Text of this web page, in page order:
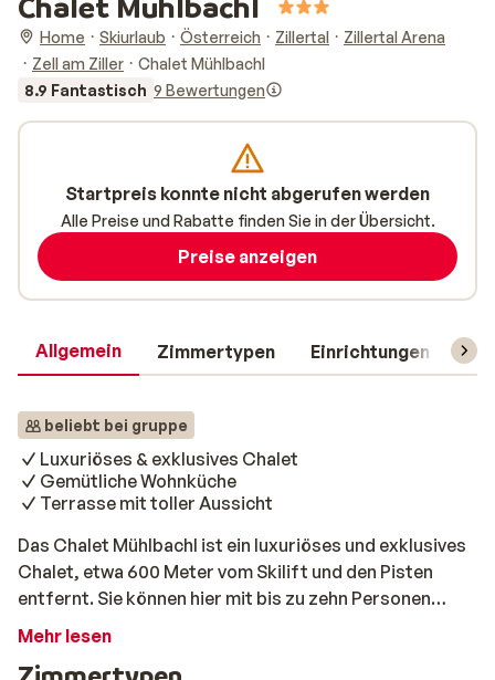
Home Skiurlaub Österreich Zillertal
Zillertal Arena
Zell am Ziller
Chalet Mühlbachl
8.9 Fantastisch 9 Bewertungen
Allgemein Zimmertypen Einrichtungen
beliebt bei gruppe
Luxuriöses & exklusives Chalet
Gemütliche Wohnküche
Terrasse mit toller Aussicht
Das Chalet Mühlbachl ist ein luxuriöses und exklusives
Chalet, etwa 600 Meter vom Skilift und den Pisten
entfernt. Sie können hier mit bis zu zehn Personen
übernachten: ideal für einen Wintersporturlaub mit der
Mehr lesen
Startpreis konnte nicht abgerufen werden
Alle Preise und Rabatte finden Sie in der Übersicht.
Preise anzeigen